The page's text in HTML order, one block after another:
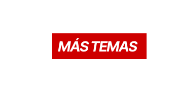
MÁS TEMAS